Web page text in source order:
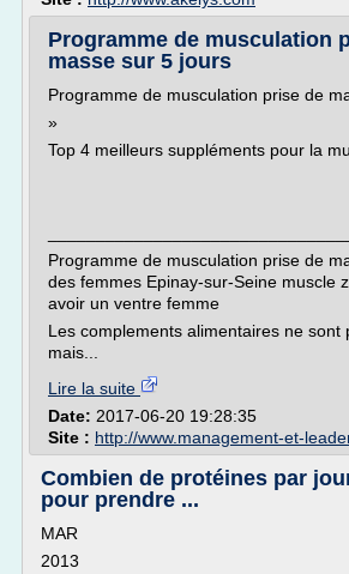
Programme de musculation
masse sur 5 jours
Programme de musculation prise de
»
Top 4 meilleurs suppléments pour la
Programme de musculation prise de
des femmes Epinay-sur-Seine muscle
avoir un ventre femme
Les complements alimentaires ne sont
mais...
Lire la suite
Date: 2017-06-20 19:28:35
Site : http://www.management-et-
Combien de protéines par
pour prendre ...
MAR
2013